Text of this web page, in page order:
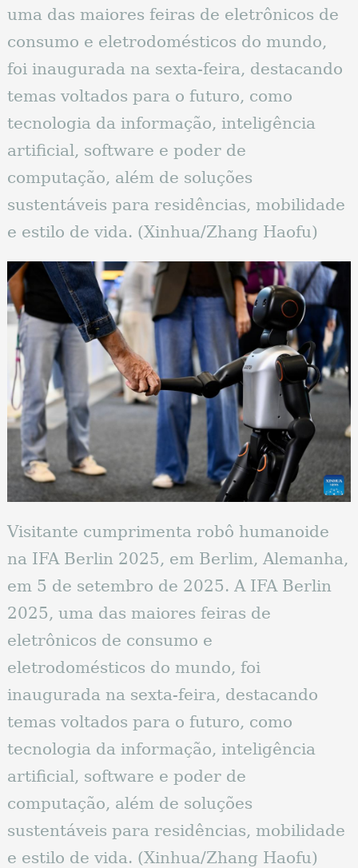
uma das maiores feiras de eletrônicos de
consumo e eletrodomésticos do mundo,
foi inaugurada na sexta-feira, destacando
temas voltados para o futuro, como
tecnologia da informação, inteligência
artificial, software e poder de
computação, além de soluções
sustentáveis ​​para residências, mobilidade
e estilo de vida. (Xinhua/Zhang Haofu)
Visitante cumprimenta robô humanoide
na IFA Berlin 2025, em Berlim, Alemanha,
em 5 de setembro de 2025. A IFA Berlin
2025, uma das maiores feiras de
eletrônicos de consumo e
eletrodomésticos do mundo, foi
inaugurada na sexta-feira, destacando
temas voltados para o futuro, como
tecnologia da informação, inteligência
artificial, software e poder de
computação, além de soluções
sustentáveis ​​para residências, mobilidade
e estilo de vida. (Xinhua/Zhang Haofu)